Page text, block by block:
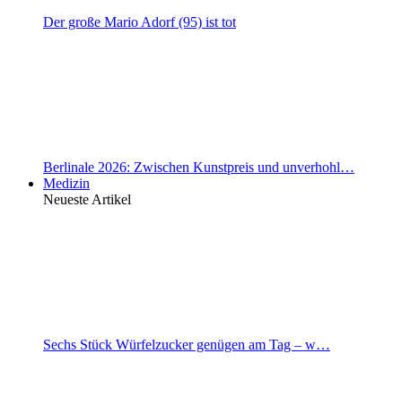
Der große Mario Adorf (95) ist tot
Berlinale 2026: Zwischen Kunstpreis und unverhohl…
Medizin
Neueste Artikel
Sechs Stück Würfelzucker genügen am Tag – w…